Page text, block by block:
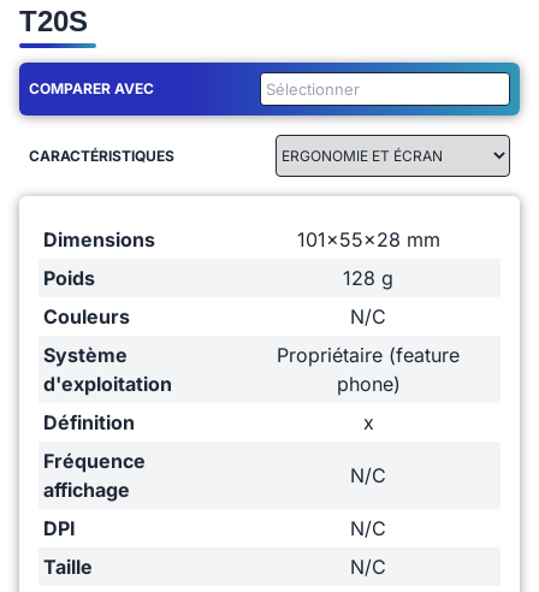
T20S
COMPARER AVEC
CARACTÉRISTIQUES
Dimensions
101x55x28 mm
Poids
128 g
Couleurs
N/C
Système
d'exploitation
Propriétaire (feature
phone)
Définition
x
Fréquence
affichage
N/C
DPI
N/C
Taille
N/C